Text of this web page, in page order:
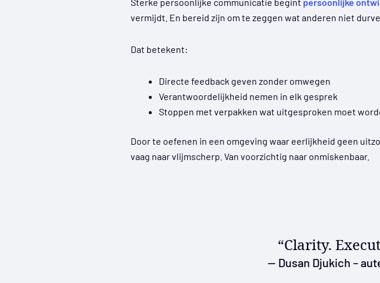
vermijdt. En bereid zijn om te zeggen wat anderen niet
Dat betekent:
Directe feedback geven zonder omwegen
Verantwoordelijkheid nemen in elk gesprek
Stoppen met verpakken wat uitgesproken moet
Door te oefenen in een omgeving waar eerlijkheid geen
vaag naar vlijmscherp. Van voorzichtig naar onmiskenbaar.
“Clarity.
— Dusan Djukich –